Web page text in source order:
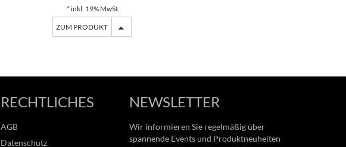
* inkl. 19% MwSt.
ZUM PRODUKT
RECHTLICHES
AGB
Datenschutz
NEWSLETTER
Wir informieren Sie regelmäßig über
spannende Events und Produktneuheiten